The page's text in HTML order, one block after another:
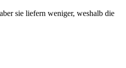
sie liefern weniger, weshalb die